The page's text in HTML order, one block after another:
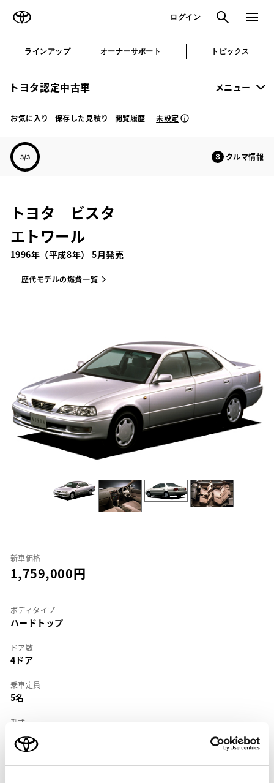
ログイン 検索 メニュ
ラインアップ オーナーサポート トピックス
トヨタ認定中古車 メニュー
お気に入り 保存した見積り 閲覧履歴 未設定
クルマ情報
トヨタ ビスタ
エトワール
1996年（平成8年） 5月発売
歴代モデルの燃費一覧
新車価格
1,759,000
ボディタイプ
ハードトップ
ドア数
4ドア
乗車定員
5名
型式
E-SV40